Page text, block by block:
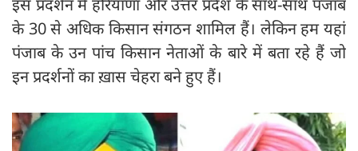
इस प्रदर्शन में हरियाणा और उत्तर प्रदेश के साथ-साथ पंजाब
के 30 से अधिक किसान संगठन शामिल हैं। लेकिन हम यहां
पंजाब के उन पांच किसान नेताओं के बारे में बता रहे हैं जो
इन प्रदर्शनों का ख़ास चेहरा बने हुए हैं।